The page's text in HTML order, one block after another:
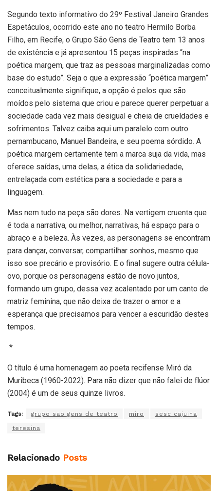
Segundo texto informativo do 29º Festival Janeiro Grandes
Espetáculos, ocorrido este ano no teatro Hermilo Borba
Filho, em Recife, o Grupo São Gens de Teatro tem 13 anos
de existência e já apresentou 15 peças inspiradas “na
poética margem, que traz as pessoas marginalizadas como
base do estudo”. Seja o que a expressão “poética margem”
conceitualmente signifique, a opção é pelos que são
moídos pelo sistema que criou e parece querer perpetuar a
sociedade cada vez mais desigual e cheia de crueldades e
sofrimentos. Talvez caiba aqui um paralelo com outro
pernambucano, Manuel Bandeira, e seu poema sórdido. A
poética margem certamente tem a marca suja da vida, mas
oferece saídas, uma delas, a ética da solidariedade,
entrelaçada com estética para a sociedade e para a
linguagem.
Mas nem tudo na peça são dores. Na vertigem cruenta que
é toda a narrativa, ou melhor, narrativas, há espaço para o
abraço e a beleza. Às vezes, as personagens se encontram
para dançar, conversar, compartilhar sonhos, mesmo que
isso soe precário e provisório. E o final sugere outra célula-
ovo, porque os personagens estão de novo juntos,
formando um grupo, dessa vez acalentado por um canto de
matriz feminina, que não deixa de trazer o amor e a
esperança que precisamos para vencer a escuridão destes
tempos.
*
O título é uma homenagem ao poeta recifense Miró da
Muribeca (1960-2022). Para não dizer que não falei de flúor
(2004) é um de seus quinze livros.
Tags: grupo sao gens de teatro miro sesc cajuina
teresina
Relacionado Posts